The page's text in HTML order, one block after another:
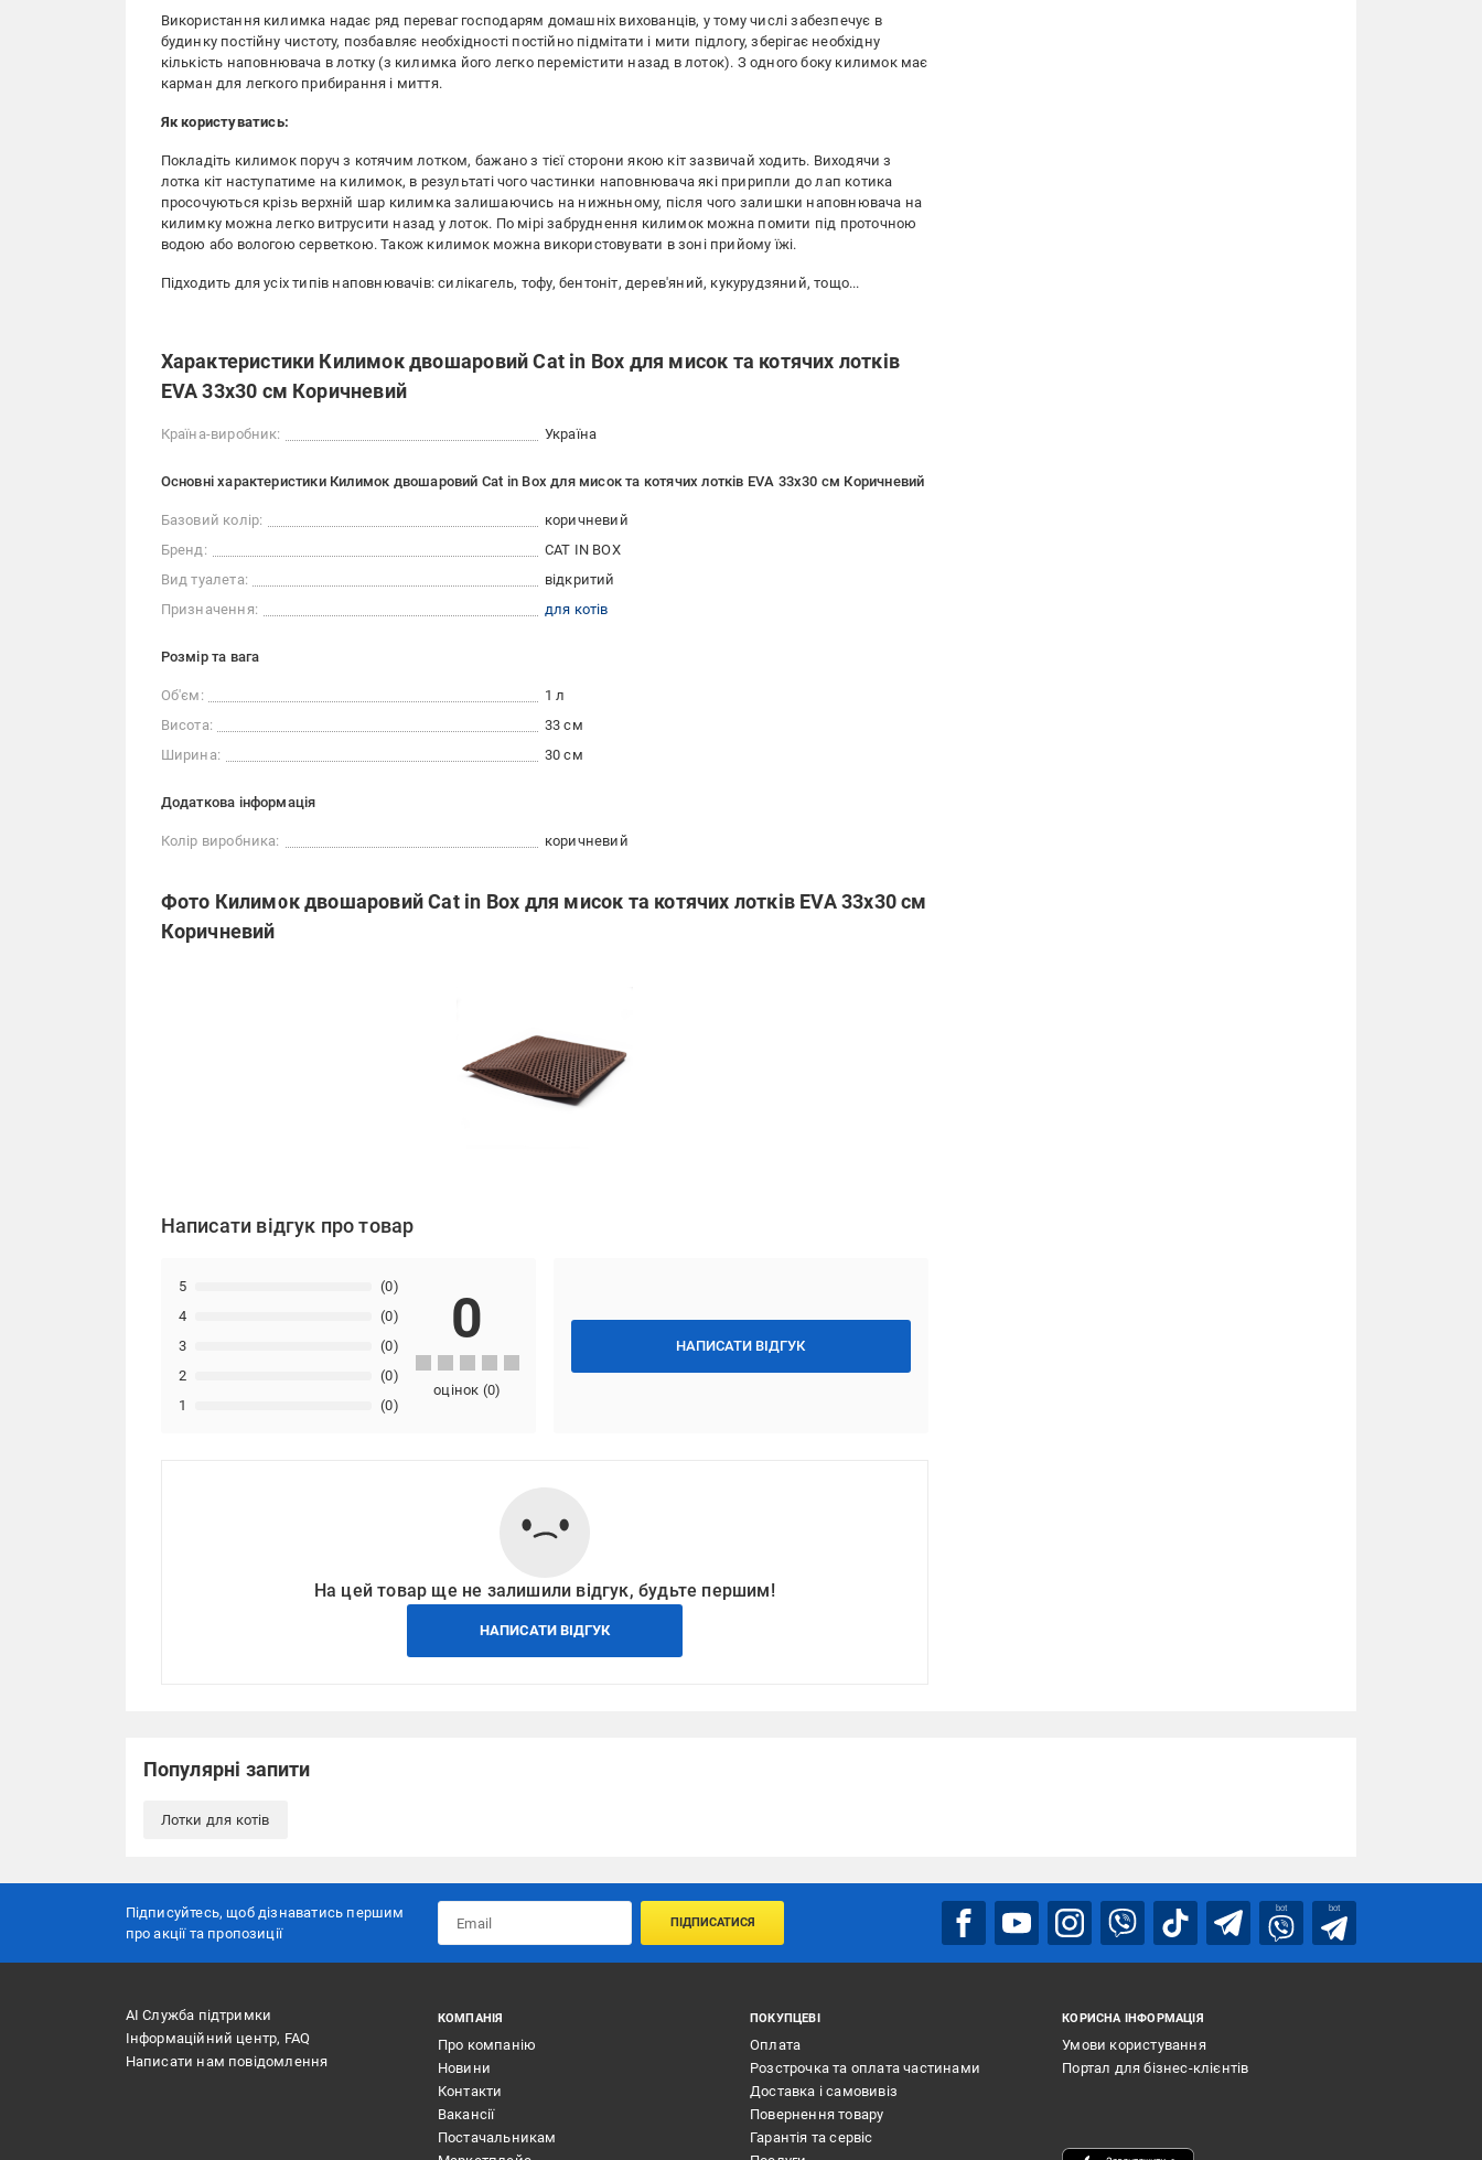
Використання килимка надає ряд переваг господарям домашніх вихованців, у тому числі забезпечує в
будинку постійну чистоту, позбавляє необхідності постійно підмітати і мити підлогу, зберігає необхідну
кількість наповнювача в лотку (з килимка його легко перемістити назад в лоток). З одного боку килимок має
карман для легкого прибирання і миття.
Яккористуватись:
Покладіть килимок поруч з котячим лотком, бажано з тієї сторони якою кіт зазвичай ходить. Виходячи з
лотка кіт наступатиме на килимок, в результаті чого частинки наповнювача які пририпли до лап котика
просочуються крізь верхній шар килимка залишаючись на нижньному, після чого залишки наповнювача на
килимку можна легко витрусити назад у лоток. По мірі забруднення килимок можна помити під проточною
водою або вологою серветкою. Також килимок можна використовувати в зоні прийому їжі.
Підходить для усіх типів наповнювачів: силікагель, тофу, бентоніт, дерев'яний, кукурудзяний, тощо...
Характеристики Килимок двошаровий Cat in Box для мисок та котячих лотків
EVA 33x30 см Коричневий
Країна-виробник: Україна
Основні характеристики Килимок двошаровий Cat in Box для мисок та котячих лотків EVA 33x30 см Коричневий
Базовий колір:
коричневий
Бренд:
CAT IN BOX
Вид туалета:
відкритий
Призначення:
для котів
Розмір та вага
Об'єм:
1 л
Висота:
33 см
Ширина:
30 см
Додаткова інформація
Колір виробника: коричневий
Фото Килимок двошаровий Cat in Box для мисок та котячих лотків EVA 33x30 см
Коричневий
Написати відгук про товар
НАПИСАТИ ВІДГУК
1 (0)
2 (0)
3 (0)
4 (0)
5 (0)
0
оцінок (0)
На цей товар ще не залишили відгук, будьте першим!
НАПИСАТИ ВІДГУК
Популярні запити
Лотки для котів
Підписуйтесь, щоб дізнаватись першим
про акції та пропозиції
ПІДПИСАТИСЯ
bot bot
АІ Служба підтримки
Інформаційний центр, FAQ
Написати нам повідомлення
КОМПАНІЯ
Про компанію
Новини
Контакти
Вакансії
Постачальникам
ПОКУПЦЕВІ
Оплата
Розстрочка та оплата частинами
Доставка і самовивіз
Повернення товару
Гарантія та сервіс
КОРИСНА ІНФОРМАЦІЯ
Умови користування
Портал для бізнес-клієнтів